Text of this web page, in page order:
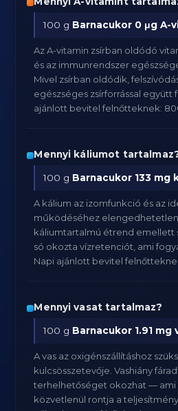
100 g Barnacukor 0 μg A-
Az A-vitamin zsírban oldódó
és az immunrendszer
Mivel zsírban oldódik,
egészséges zsírforrással együtt
ajánlott bevitel felnőtteknek:
Mennyi káliumot
100 g Barnacukor 133 mg
A kálium az izomfunkció és az
működéséhez
káliumtartalmú étrend emellett
só okozta vízretenciót, ami
Napi ajánlott bevitel
Mennyi vasat tartalmaz?
100 g Barnacukor 1.91 mg
A vas az oxigénszállításhoz
kulcsösszetevője. Vashiány
terhelhetőséget okozhat — ami
közvetlenül rontja a